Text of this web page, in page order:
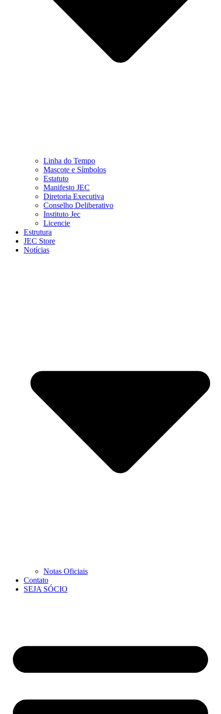
Linha do Tempo
Mascote e Símbolos
Estatuto
Manifesto JEC
Diretoria Executiva
Conselho Deliberativo
Instituto Jec
Licencie
Estrutura
JEC Store
Notícias
Notas Oficiais
Contato
SEJA SÓCIO